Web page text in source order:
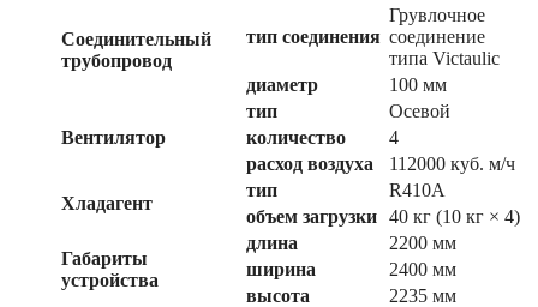
Соединительный
трубопровод
тип соединения
Грувлочное
соединение
типа Victaulic
диаметр
100 мм
Вентилятор
тип
Осевой
количество
4
расход воздуха
112000 куб. м/ч
Хладагент
тип
R410A
объем загрузки 40 кг (10 кг × 4)
Габариты
устройства
длина
2200 мм
ширина
2400 мм
высота
2235 мм